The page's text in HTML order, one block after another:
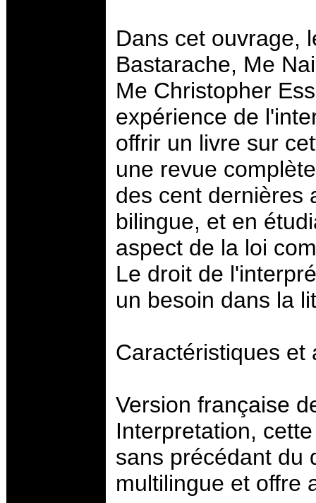
Dans cet ouvrage,
Bastarache, Me
Me Christopher
expérience de
offrir un livre sur
une revue
des cent dernières
bilingue, et en
aspect de la loi
Le droit de
un besoin dans la
Caractéristiques et
Version française
Interpretation,
sans précédant du
multilingue et offre